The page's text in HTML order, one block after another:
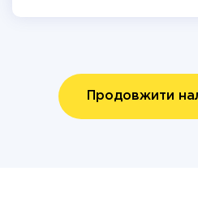
Продовжити